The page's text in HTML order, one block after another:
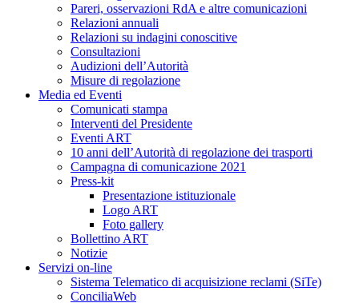
Pareri, osservazioni RdA e altre comunicazioni
Relazioni annuali
Relazioni su indagini conoscitive
Consultazioni
Audizioni dell’Autorità
Misure di regolazione
Media ed Eventi
Comunicati stampa
Interventi del Presidente
Eventi ART
10 anni dell’Autorità di regolazione dei trasporti
Campagna di comunicazione 2021
Press-kit
Presentazione istituzionale
Logo ART
Foto gallery
Bollettino ART
Notizie
Servizi on-line
Sistema Telematico di acquisizione reclami (SiTe)
ConciliaWeb